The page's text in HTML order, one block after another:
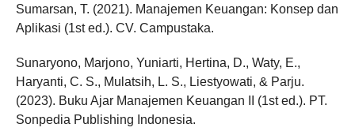
Sumarsan, T. (2021). Manajemen Keuangan: Konsep dan
Aplikasi (1st ed.). CV. Campustaka.
Sunaryono, Marjono, Yuniarti, Hertina, D., Waty, E.,
Haryanti, C. S., Mulatsih, L. S., Liestyowati, & Parju.
(2023). Buku Ajar Manajemen Keuangan II (1st ed.). PT.
Sonpedia Publishing Indonesia.